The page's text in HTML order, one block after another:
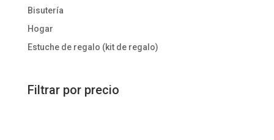
Bisutería
Hogar
Estuche de regalo (kit de regalo)
Filtrar por precio